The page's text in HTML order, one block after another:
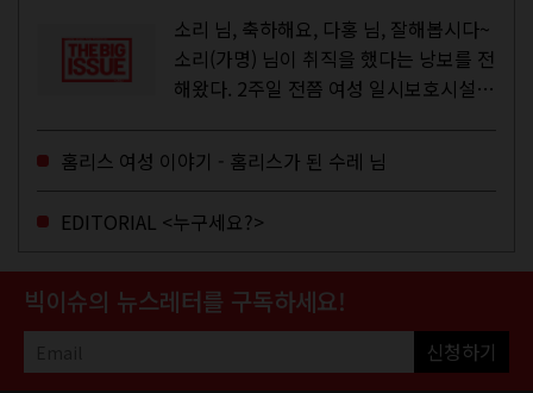
소리 님, 축하해요, 다홍 님, 잘해봅시다~
소리(가명) 님이 취직을 했다는 낭보를 전
해왔다. 2주일 전쯤 여성 일시보호시설에
고, 저 오늘이 마지막이에요, 이렇게 인사
를 하고 가셨던...
홈리스 여성 이야기 - 홈리스가 된 수레 님
EDITORIAL <누구세요?>
빅이슈의 뉴스레터를 구독하세요!
신청하기